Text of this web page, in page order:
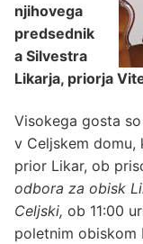
njihovega
predsednik
a Silvestra
Likarja, priorja
Visokega gosta
v Celjskem domu,
prior Likar, ob
odbora za obisk
Celjski, ob 11:00
poletnim obiskom